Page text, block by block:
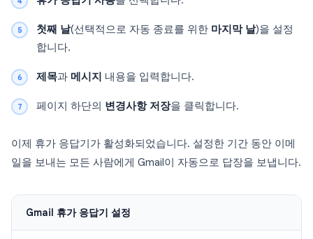
첫째 날(선택적으로 자동 종료를 위한 마지막 날)을 설정
합니다.
제목과 메시지 내용을 입력합니다.
페이지 하단의 변경사항 저장을 클릭합니다.
이제 휴가 응답기가 활성화되었습니다. 설정한 기간 동안 이메
일을 보내는 모든 사람에게 Gmail이 자동으로 답장을 보냅니다.
Gmail 휴가 응답기 설정